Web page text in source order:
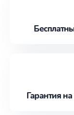
Гарантия